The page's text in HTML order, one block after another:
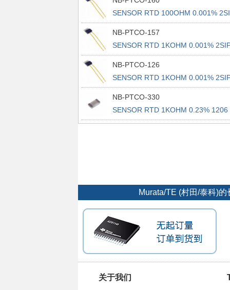
SENSOR RTD 100OHM 0.001%
NB-PTCO-157
SENSOR RTD 1KOHM 0.001%
NB-PTCO-126
SENSOR RTD 1KOHM 0.001%
NB-PTCO-330
SENSOR RTD 1KOHM 0.23% 1206
Murata/TE (村田/泰科)
关于我们